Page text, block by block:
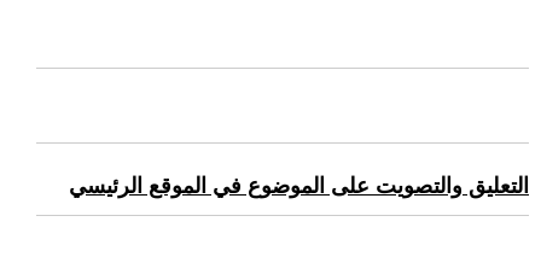
التعليق والتصويت على الموضوع في الموقع الرئيسي